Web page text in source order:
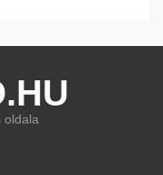
oldala